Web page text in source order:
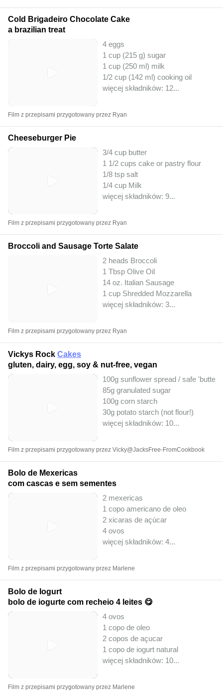
Cold Brigadeiro Chocolate Cake
a brazilian treat
4 eggs
1 cup (215 g) sugar
1 cup (250 ml) milk
1/2 cup (142 ml) cooking oil
więcej składników: 12...
Film z przepisami przygotowany przez Ryan
Cheeseburger Pie
3/4 cup butter
1 1/2 cups cake or pastry flour
1/8 tsp salt
1/4 cup Milk
więcej składników: 9...
Film z przepisami przygotowany przez Ryan
Broccoli and Sausage Torte Salate
2 heads Broccoli
1 Tbsp Olive Oil
14 oz. Italian Sausage
1 cup Shredded Mozzarella
więcej składników: 3...
Film z przepisami przygotowany przez Ryan
Vickys Rock Cakes
gluten, dairy, egg, soy & nut-free, vegan
100g sunflower spread / safe 'butter'
85g granulated sugar
100g corn starch
30g potato starch (not flour!)
więcej składników: 10...
Film z przepisami przygotowany przez Vicky@JacksFree-FromCookbook
Bolo de Mexericas
com cascas e sem sementes
2 mexericas
1 copo americano de oleo
2 xicaras de açúcar
4 ovos
więcej składników: 4...
Film z przepisami przygotowany przez Marlene
Bolo de Iogurt
bolo de iogurte com recheio 4 leites 😋
4 ovos
1 copo de oleo
2 copos de açucar
1 copo de iogurt natural
więcej składników: 10...
Film z przepisami przygotowany przez Marlene